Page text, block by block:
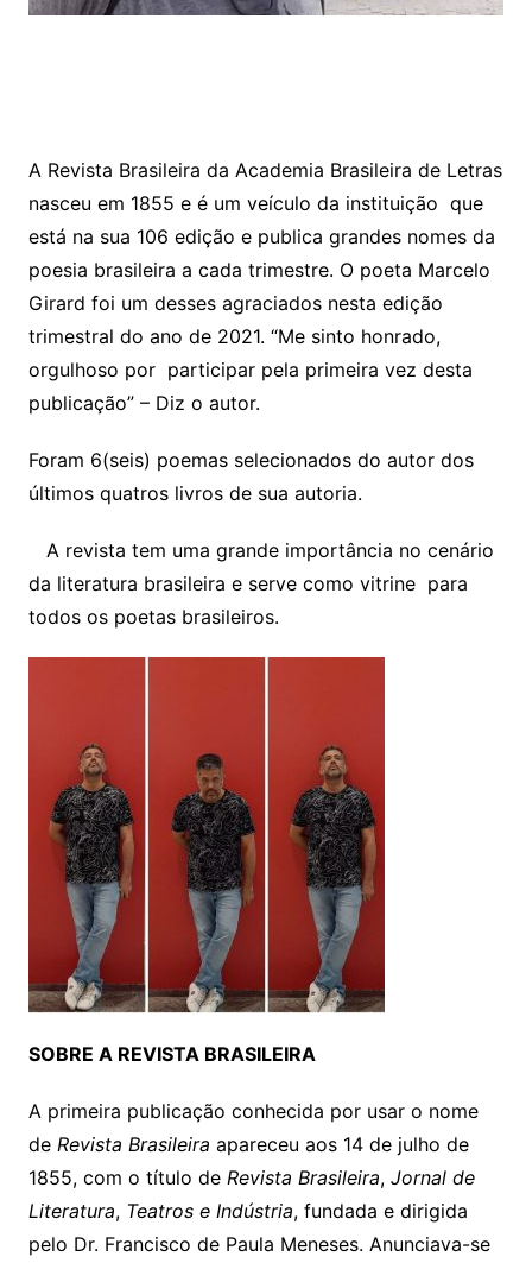
A Revista Brasileira da Academia Brasileira de Letras
nasceu em 1855 e é um veículo da instituição que
está na sua 106 edição e publica grandes nomes da
poesia brasileira a cada trimestre. O poeta Marcelo
Girard foi um desses agraciados nesta edição
trimestral do ano de 2021. “Me sinto honrado,
orgulhoso por participar pela primeira vez desta
publicação” – Diz o autor.
Foram 6(seis) poemas selecionados do autor dos
últimos quatros livros de sua autoria.
A revista tem uma grande importância no cenário
da literatura brasileira e serve como vitrine para
todos os poetas brasileiros.
SOBRE A REVISTA BRASILEIRA
A primeira publicação conhecida por usar o nome
de Revista Brasileira apareceu aos 14 de julho de
1855, com o título de Revista Brasileira, Jornal de
Literatura,Teatros e Indústria, fundada e dirigida
pelo Dr. Francisco de Paula Meneses. Anunciava-se